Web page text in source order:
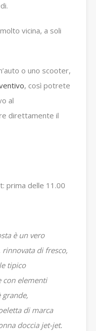
vicina, a soli
o uno scooter,
, così potrete
al
direttamente il
prima delle 11.00
è un vero
di fresco,
tipico
con elementi
grande,
di marca
doccia jet-jet.